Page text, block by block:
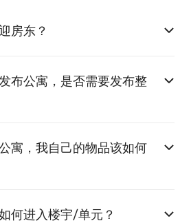
房东？
布公寓，是否需要发布整
寓，我自己的物品该如何
何进入楼宇/单元？